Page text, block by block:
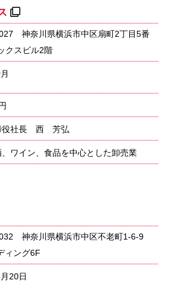
神奈川県横浜市中区扇町2丁目5番
クスビル2階
役社長 西 芳弘
ワイン、食品を中心とした卸売業
神奈川県横浜市中区不老町1-6-9
ィング6F
20日